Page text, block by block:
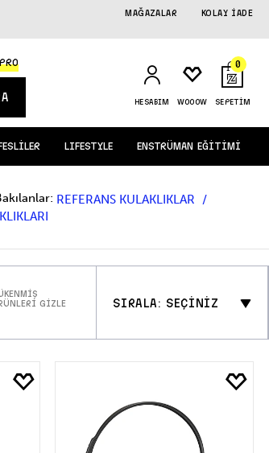
KOLAY İADE
MAĞAZALAR
HESABIM WOOOW
0
SEPETİM
LIFESTYLE ENSTRÜMAN EĞİTİMİ
REFERANS KULAKLIKLAR
GİZLE
SIRALA: SEÇİNİZ